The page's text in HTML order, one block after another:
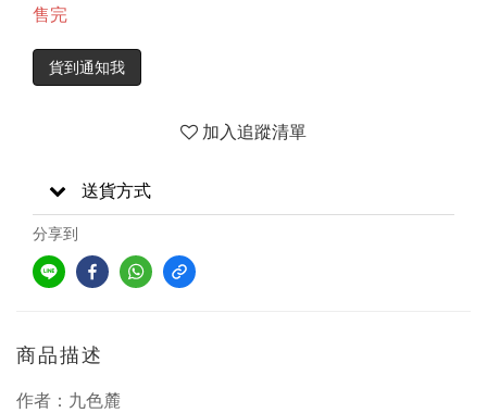
售完
貨到通知我
加入追蹤清單
送貨方式
分享到
商品描述
作者：九色麓